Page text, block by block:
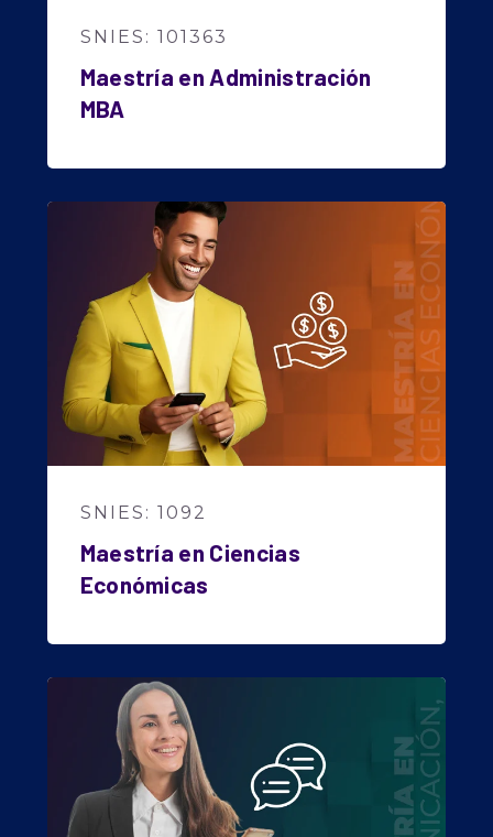
SNIES: 101363
Maestría en Administración
MBA
SNIES: 1092
Maestría en Ciencias
Económicas